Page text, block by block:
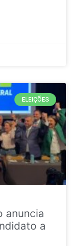
ELEIÇÕES
anuncia
a